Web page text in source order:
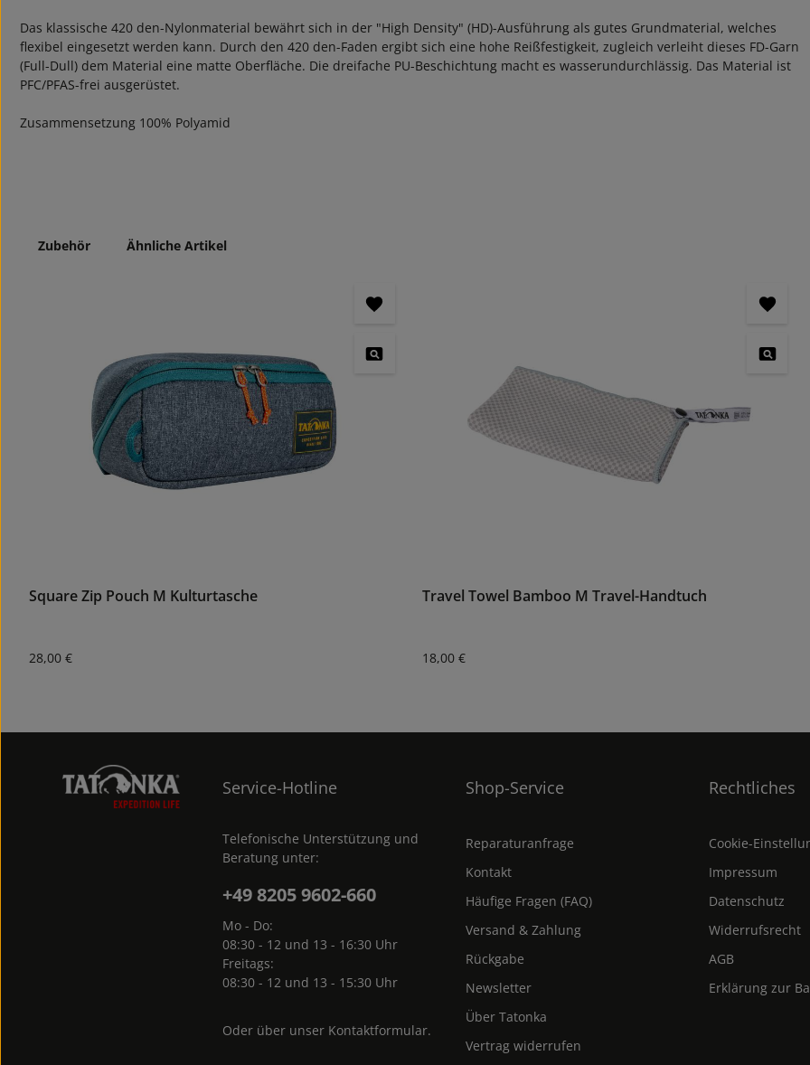
Das klassische 420 den-Nylonmaterial bewährt sich in der "High Density" (HD)-Ausführung als gutes Grundmaterial, welches
flexibel eingesetzt werden kann. Durch den 420 den-Faden ergibt sich eine hohe Reißfestigkeit, zugleich verleiht dieses FD-Garn
(Full-Dull) dem Material eine matte Oberfläche. Die dreifache PU-Beschichtung macht es wasserundurchlässig. Das Material ist
PFC/PFAS-frei ausgerüstet.
Zusammensetzung 100% Polyamid
Zubehör
Ähnliche Artikel
Square Zip Pouch M Kulturtasche
Regulärer Preis:
28,00 €
Travel Towel Bamboo M Travel-Handtuch
Regulärer Preis:
18,00 €
Service-Hotline
Telefonische Unterstützung und
Beratung unter:
+49 8205 9602-660
Mo - Do:
08:30 - 12 und 13 - 16:30 Uhr
Freitags:
08:30 - 12 und 13 - 15:30 Uhr
Oder über unser Kontaktformular.
Shop-Service
Reparaturanfrage
Kontakt
Häufige Fragen (FAQ)
Versand & Zahlung
Rückgabe
Newsletter
Über Tatonka
Vertrag widerrufen
Rechtliches
Cookie-
Impressum
Datenschutz
Widerrufsrecht
AGB
Erklärung zur